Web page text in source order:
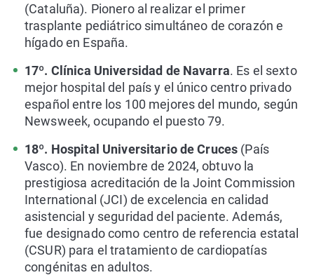
(Cataluña). Pionero al realizar el primer
trasplante pediátrico simultáneo de corazón e
hígado en España.
17º. Clínica Universidad de Navarra. Es el sexto
mejor hospital del país y el único centro privado
español entre los 100 mejores del mundo, según
Newsweek, ocupando el puesto 79.
18º. Hospital Universitario de Cruces (País
Vasco). En noviembre de 2024, obtuvo la
prestigiosa acreditación de la Joint Commission
International (JCI) de excelencia en calidad
asistencial y seguridad del paciente. Además,
fue designado como centro de referencia estatal
(CSUR) para el tratamiento de cardiopatías
congénitas en adultos.